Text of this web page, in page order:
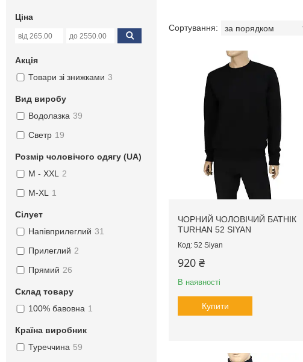
ЧОРНИЙ ЧОЛОВІЧИЙ БАТНІК
TURHAN 52 SIYAN
52 Siyan
920 ₴
В наявності
Купити
Ціна
Акція
Товари зі знижками 3
Вид виробу
Водолазка 39
Светр 19
Розмір чоловічого одягу (UA)
M - XXL 2
M-XL 1
Сілует
Напівприлеглий 31
Прилеглий 2
Прямий 26
Склад товару
100% бавовна 1
Країна виробник
Туреччина 59